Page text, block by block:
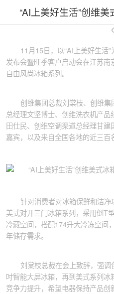
“AI上美好生活”创维
11月15日，以“AI上美好生活
发布会暨旺季客户启动会在江苏
自由风尚冰箱系列。
创维集团总裁刘棠枝、创维
总经理文坚博士、创维洗衣机产
田仕民、创维空调渠道总经理甘
嘉宾，以及来自全国各地的近三百
针对消费者对冰箱保鲜和洁
美式对开三门冰箱系列，采用倒T
冷藏空间，搭配174升大冷冻空间
年储存需求。
刘棠枝总裁在会上致辞，强
吋智能大屏冰箱，再到美式系列
竞争力提升，希望电器保持产品